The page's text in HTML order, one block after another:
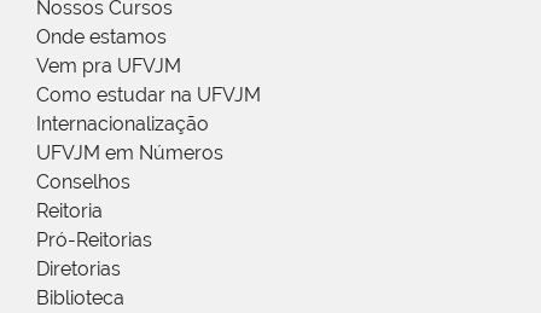
Nossos Cursos
Onde estamos
Vem pra UFVJM
Como estudar na UFVJM
Internacionalização
UFVJM em Números
Conselhos
Reitoria
Pró-Reitorias
Diretorias
Biblioteca